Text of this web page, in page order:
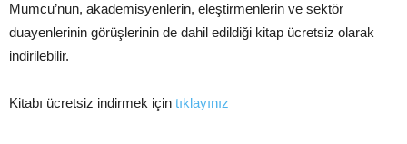
Mumcu’nun, akademisyenlerin, eleştirmenlerin ve sektör
duayenlerinin görüşlerinin de dahil edildiği kitap ücretsiz olarak
indirilebilir.
Kitabı ücretsiz indirmek için tıklayınız